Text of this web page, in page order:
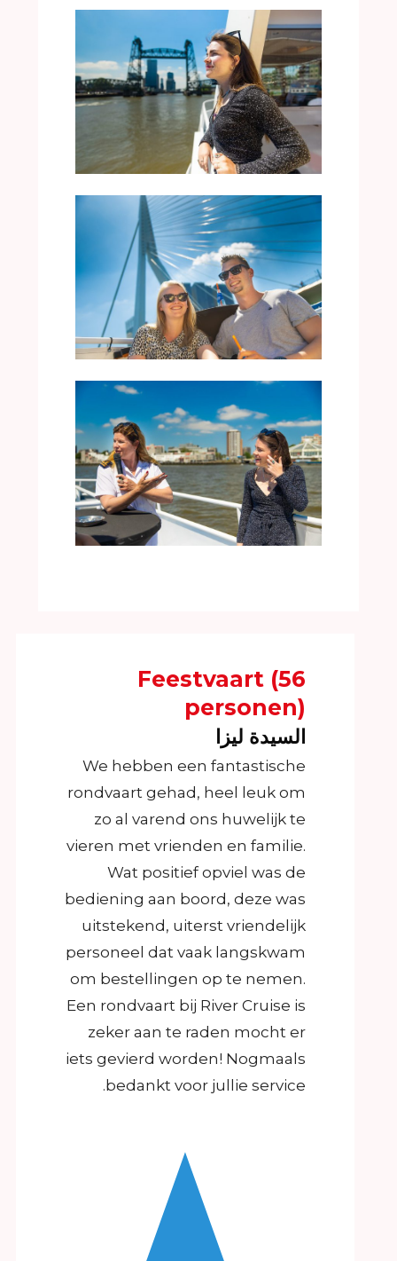
Feestvaart (56
personen)
السيدة ليزا
We hebben een fantastische
rondvaart gehad, heel leuk om
zo al varend ons huwelijk te
vieren met vrienden en familie.
Wat positief opviel was de
bediening aan boord, deze was
uitstekend, uiterst vriendelijk
personeel dat vaak langskwam
om bestellingen op te nemen.
Een rondvaart bij River Cruise is
zeker aan te raden mocht er
iets gevierd worden! Nogmaals
bedankt voor jullie service.